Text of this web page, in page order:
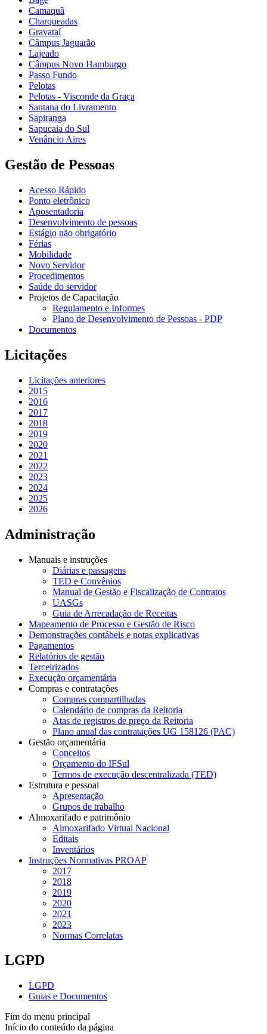
Camaquã
Charqueadas
Gravataí
Câmpus Jaguarão
Lajeado
Câmpus Novo Hamburgo
Passo Fundo
Pelotas
Pelotas - Visconde da Graça
Santana do Livramento
Sapiranga
Sapucaia do Sul
Venâncio Aires
Gestão de Pessoas
Acesso Rápido
Ponto eletrônico
Aposentadoria
Desenvolvimento de pessoas
Estágio não obrigatório
Férias
Mobilidade
Novo Servidor
Procedimentos
Saúde do servidor
Projetos de Capacitação
Regulamento e Informes
Plano de Desenvolvimento de Pessoas - PDP
Documentos
Licitações
Licitações anteriores
2015
2016
2017
2018
2019
2020
2021
2022
2023
2024
2025
2026
Administração
Manuais e instruções
Diárias e passagens
TED e Convênios
Manual de Gestão e Fiscalização de Contratos
UASGs
Guia de Arrecadação de Receitas
Mapeamento de Processo e Gestão de Risco
Demonstrações contábeis e notas explicativas
Pagamentos
Relatórios de gestão
Terceirizados
Execução orçamentária
Compras e contratações
Compras compartilhadas
Calendário de compras da Reitoria
Atas de registros de preço da Reitoria
Plano anual das contratações UG 158126 (PAC)
Gestão orçamentária
Conceitos
Orçamento do IFSul
Termos de execução descentralizada (TED)
Estrutura e pessoal
Apresentação
Grupos de trabalho
Almoxarifado e patrimônio
Almoxarifado Virtual Nacional
Editais
Inventários
Instruções Normativas PROAP
2017
2018
2019
2020
2021
2023
Normas Correlatas
LGPD
LGPD
Guias e Documentos
Fim do menu principal
Início do conteúdo da página